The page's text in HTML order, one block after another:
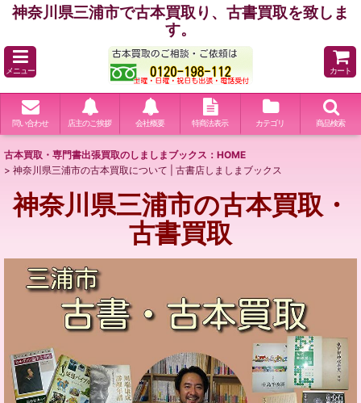
神奈川県三浦市で古本買取り、古書買取を致しま
す。
メニュー カート
問い合わせ 店主のご挨拶 会社概要 特商法表示 カテゴリ 商品検索
古本買取・専門書出張買取のしましまブックス：HOME
> 神奈川県三浦市の古本買取について | 古書店しましまブックス
神奈川県三浦市の古本買取・
古書買取